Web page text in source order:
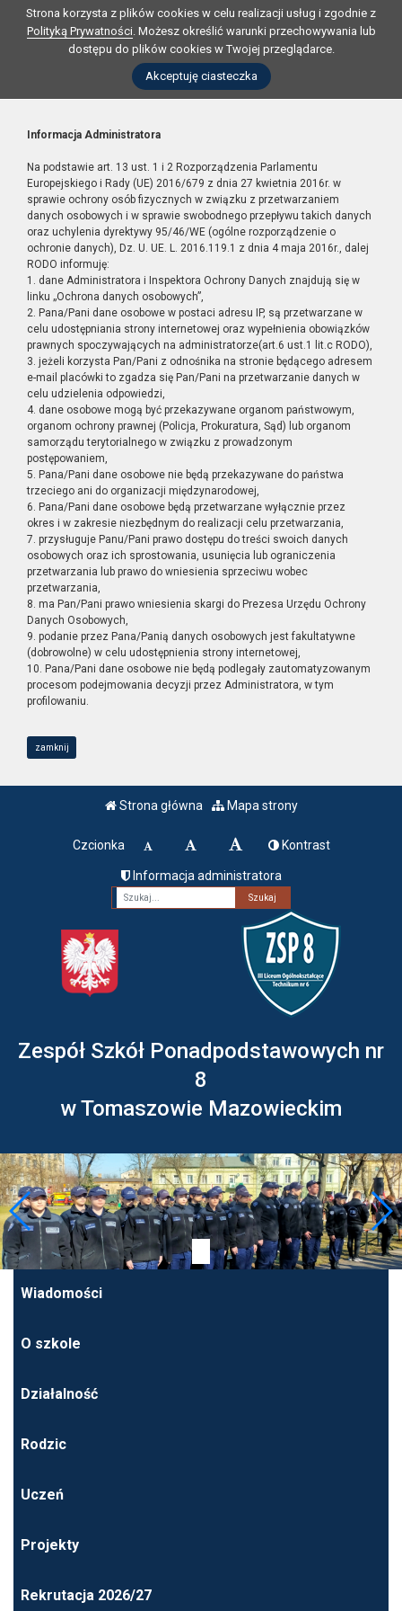
Strona korzysta z plików cookies w celu realizacji usług i zgodnie z
Polityką Prywatności. Możesz określić warunki przechowywania lub
dostępu do plików cookies w Twojej przeglądarce.
Akceptuję ciasteczka
Informacja Administratora
Na podstawie art. 13 ust. 1 i 2 Rozporządzenia Parlamentu
Europejskiego i Rady (UE) 2016/679 z dnia 27 kwietnia 2016r. w
sprawie ochrony osób fizycznych w związku z przetwarzaniem
danych osobowych i w sprawie swobodnego przepływu takich danych
oraz uchylenia dyrektywy 95/46/WE (ogólne rozporządzenie o
ochronie danych), Dz. U. UE. L. 2016.119.1 z dnia 4 maja 2016r., dalej
RODO informuję:
1. dane Administratora i Inspektora Ochrony Danych znajdują się w
linku „Ochrona danych osobowych”,
2. Pana/Pani dane osobowe w postaci adresu IP, są przetwarzane w
celu udostępniania strony internetowej oraz wypełnienia obowiązków
prawnych spoczywających na administratorze(art.6 ust.1 lit.c RODO),
3. jeżeli korzysta Pan/Pani z odnośnika na stronie będącego adresem
e-mail placówki to zgadza się Pan/Pani na przetwarzanie danych w
celu udzielenia odpowiedzi,
4. dane osobowe mogą być przekazywane organom państwowym,
organom ochrony prawnej (Policja, Prokuratura, Sąd) lub organom
samorządu terytorialnego w związku z prowadzonym
postępowaniem,
5. Pana/Pani dane osobowe nie będą przekazywane do państwa
trzeciego ani do organizacji międzynarodowej,
6. Pana/Pani dane osobowe będą przetwarzane wyłącznie przez
okres i w zakresie niezbędnym do realizacji celu przetwarzania,
7. przysługuje Panu/Pani prawo dostępu do treści swoich danych
osobowych oraz ich sprostowania, usunięcia lub ograniczenia
przetwarzania lub prawo do wniesienia sprzeciwu wobec
przetwarzania,
8. ma Pan/Pani prawo wniesienia skargi do Prezesa Urzędu Ochrony
Danych Osobowych,
9. podanie przez Pana/Panią danych osobowych jest fakultatywne
(dobrowolne) w celu udostępnienia strony internetowej,
10. Pana/Pani dane osobowe nie będą podlegały zautomatyzowanym
procesom podejmowania decyzji przez Administratora, w tym
profilowaniu.
zamknij
Strona główna Mapa strony
Czcionka Kontrast
Informacja administratora
Fraza
Zespół Szkół Ponadpodstawowych nr
8
w Tomaszowie Mazowieckim
Wiadomości
O szkole
Działalność
Rodzic
Uczeń
Projekty
Rekrutacja 2026/27